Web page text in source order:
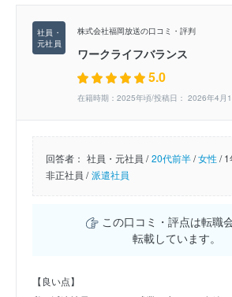
株式会社福岡放送の口コミ・評判
ワークライフバランス
5.0
在籍時期：2025年頃/投稿日： 2026年4月
回答者： 社員・元社員 / 20代前半/女性/1
非正社員 / 派遣社員
この口コミ・評点は転職
転載しています。
【良い点】